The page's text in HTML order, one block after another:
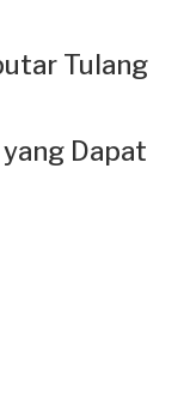
Tulang
Dapat